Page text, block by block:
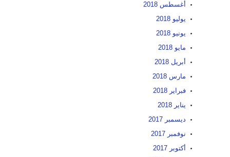
أغسطس 2018
يوليو 2018
يونيو 2018
مايو 2018
أبريل 2018
مارس 2018
فبراير 2018
يناير 2018
ديسمبر 2017
نوفمبر 2017
أكتوبر 2017